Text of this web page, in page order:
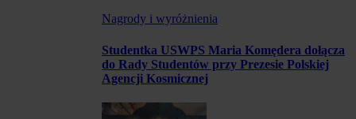
Nagrody i wyróżnienia
Studentka USWPS Maria Komędera dołącza
do Rady Studentów przy Prezesie Polskiej
Agencji Kosmicznej